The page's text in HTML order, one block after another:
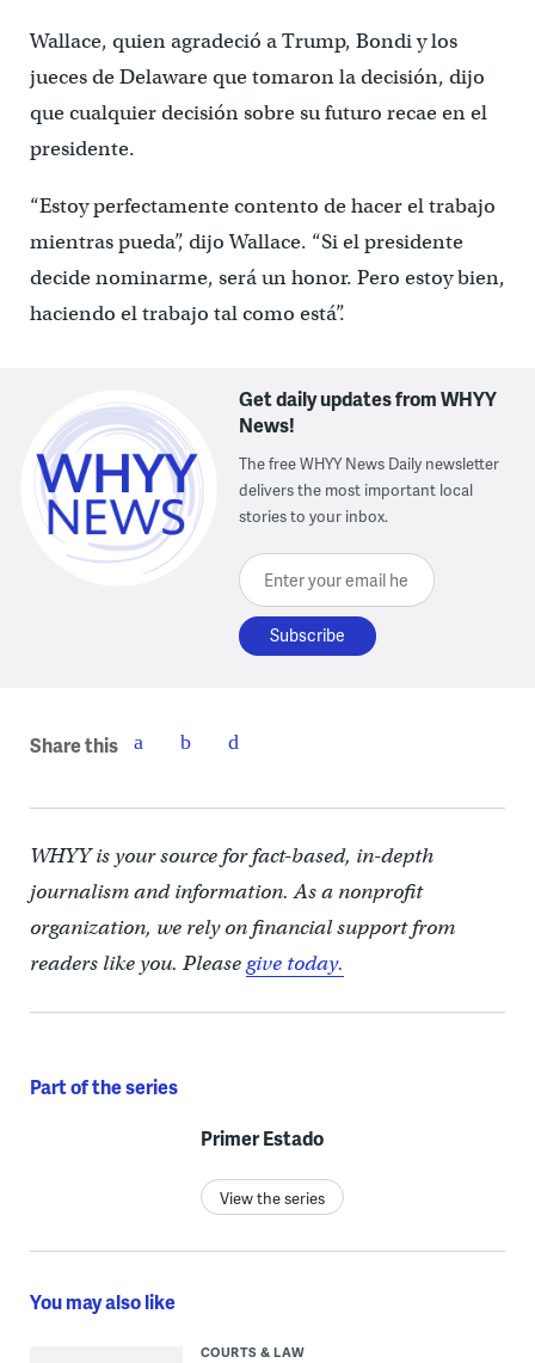
Wallace, quien agradeció a Trump, Bondi y los
jueces de Delaware que tomaron la decisión, dijo
que cualquier decisión sobre su futuro recae en el
presidente.
“Estoy perfectamente contento de hacer el trabajo
mientras pueda”, dijo Wallace. “Si el presidente
decide nominarme, será un honor. Pero estoy bien,
haciendo el trabajo tal como está”.
Get daily updates from WHYY
News!
The free WHYY News Daily newsletter
delivers the most important local
stories to your inbox.
Enter your email here
Share this
WHYY is your source for fact-based, in-depth
journalism and information. As a nonprofit
organization, we rely on financial support from
readers like you. Pleasegive today.
Part of the series
Primer Estado
View the series
You may also like
COURTS & LAW